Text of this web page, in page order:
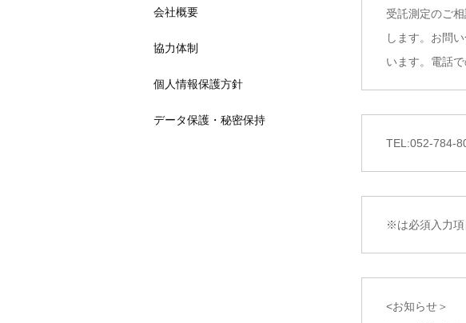
受託測定のご
します。お問
います。電話
TEL:052-784-
※は必須入力項
<お知らせ＞
会社概要
協力体制
個人情報保護方針
データ保護・秘密保持